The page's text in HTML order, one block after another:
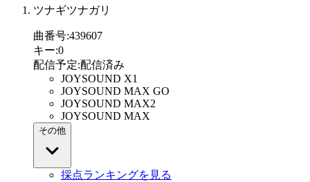
ツナギツナガリ
曲番号:439607
キー:0
配信予定:配信済み
JOYSOUND X1
JOYSOUND MAX GO
JOYSOUND MAX2
JOYSOUND MAX
その他
採点ランキングを見る